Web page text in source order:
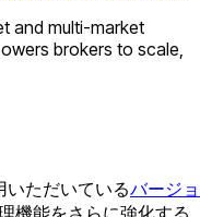
and multi-market
brokers to scale,
ただいているバージョ
機能をさらに強化する